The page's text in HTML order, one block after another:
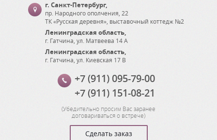
г. Санкт-Петербург,
пр. Народного ополчения, 22
ТК «Русская деревня», выставочный коттедж №2
Ленинградская область,
г. Гатчина ул. Матвеева 14 А
Ленинградская область,
г. Гатчина ул. Киевская 17 В
+7 (911) 095-79-00
+7 (911) 151-08-21
(Убедительно просим Вас заранее
договариваться о встрече)
Сделать заказ